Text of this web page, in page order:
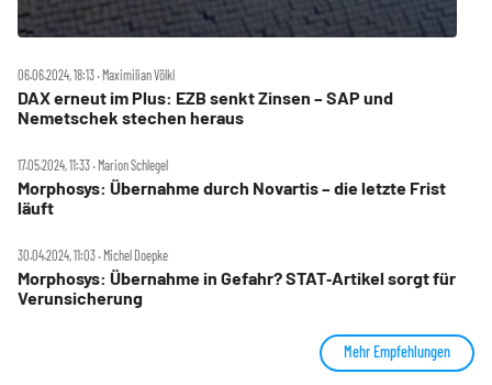
06.06.2024, 18:13 ‧ Maximilian Völkl
DAX erneut im Plus: EZB senkt Zinsen – SAP und
Nemetschek stechen heraus
17.05.2024, 11:33 ‧ Marion Schlegel
Morphosys: Übernahme durch Novartis – die letzte Frist
läuft
30.04.2024, 11:03 ‧ Michel Doepke
Morphosys: Übernahme in Gefahr? STAT‑Artikel sorgt für
Verunsicherung
Mehr Empfehlungen